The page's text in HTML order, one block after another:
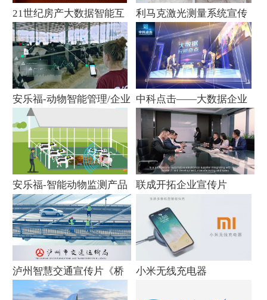
21世纪房产大数据智能互
联网管理系统宣传片
利马克激光测量系统宣传
片
安乐福-动物智能管理/企业
宣传片
中科点击——大数据企业
宣传片
安乐福-智能动物监测产品
演示动画
联成开拓企业宣传片
泸州智慧交通宣传片《桥
隧篇》
小米无线充电器